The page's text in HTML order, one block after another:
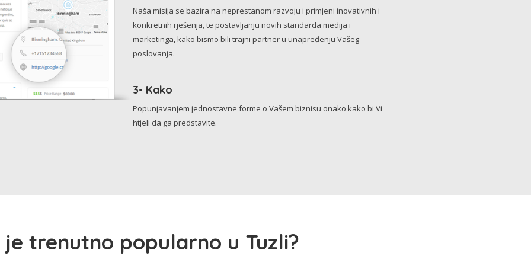
Naša misija se bazira na neprestanom razvoju i primjeni inovativnih i
konkretnih rješenja, te postavljanju novih standarda medija i
marketinga, kako bismo bili trajni partner u unapređenju Vašeg
poslovanja.
3- Kako
Popunjavanjem jednostavne forme o Vašem biznisu onako kako bi Vi
htjeli da ga predstavite.
je trenutno popularno u Tuzli?